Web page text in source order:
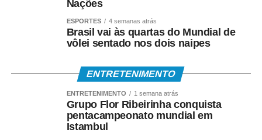
Nações
ESPORTES 4 semanas atrás
Brasil vai às quartas do Mundial de
vôlei sentado nos dois naipes
ENTRETENIMENTO
ENTRETENIMENTO 1 semana atrás
Grupo Flor Ribeirinha conquista
pentacampeonato mundial em
Istambul